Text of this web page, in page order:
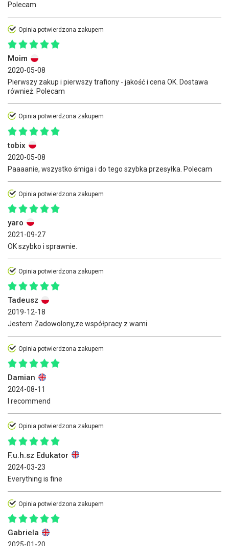
Polecam
Opinia potwierdzona zakupem
Moim
2020-05-08
Pierwszy zakup i pierwszy trafiony - jakość i cena OK. Dostawa
również. Polecam
Opinia potwierdzona zakupem
tobix
2020-05-08
Paaaanie, wszystko śmiga i do tego szybka przesyłka. Polecam
Opinia potwierdzona zakupem
yaro
2021-09-27
OK szybko i sprawnie.
Opinia potwierdzona zakupem
Tadeusz
2019-12-18
Jestem Zadowolony,ze współpracy z wami
Opinia potwierdzona zakupem
Damian
2024-08-11
I recommend
Opinia potwierdzona zakupem
F.u.h.sz Edukator
2024-03-23
Everything is fine
Opinia potwierdzona zakupem
Gabriela